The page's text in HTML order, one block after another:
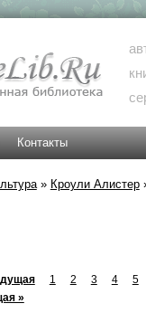
Контакты
» Кроули Алистер
1 2 3 4 5
»